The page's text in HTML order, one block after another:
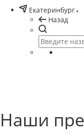
Екатеринбург
Назад
Наши